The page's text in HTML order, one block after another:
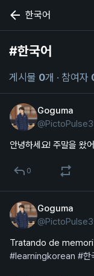
한국어
#한국어
게시물 0개 · 참여자
Goguma
@
안녕하세요! 주말을 왔
0
Goguma
@
#learningkorean #한